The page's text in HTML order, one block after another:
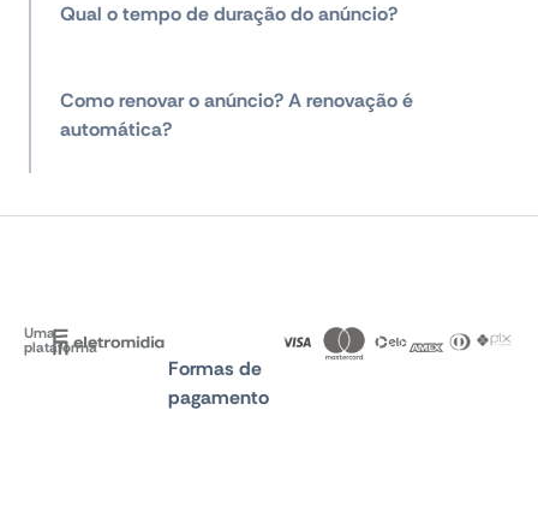
Qual o tempo de duração do anúncio?
Como renovar o anúncio? A renovação é
automática?
Uma
plataforma
Formas de
pagamento